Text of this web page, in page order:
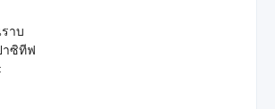
าบ
าซิทีฟ